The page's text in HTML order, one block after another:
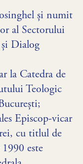
și numit
al Sectorului
Dialog
la Catedra de
Teologic
Episcop-vicar
cu titlul de
este